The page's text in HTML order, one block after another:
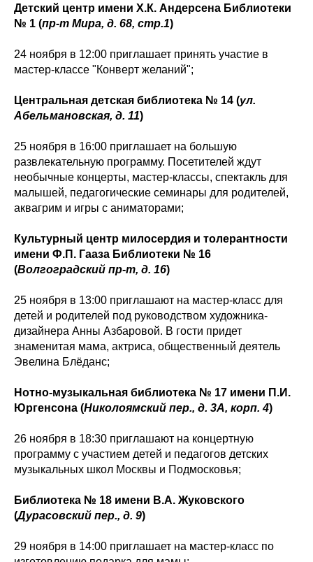
Детский центр имени Х.К. Андерсена Библиотеки
№ 1 (пр-т Мира, д. 68, стр.1)
24 ноября в 12:00 приглашает принять участие в
мастер-классе "Конверт желаний";
Центральная детская библиотека № 14 (ул.
Абельмановская, д. 11)
25 ноября в 16:00 приглашает на большую
развлекательную программу. Посетителей ждут
необычные концерты, мастер-классы, спектакль для
малышей, педагогические семинары для родителей,
аквагрим и игры с аниматорами;
Культурный центр милосердия и толерантности
имени Ф.П. Гааза Библиотеки № 16
(Волгоградский пр-т, д. 16)
25 ноября в 13:00 приглашают на мастер-класс для
детей и родителей под руководством художника-
дизайнера Анны Азбаровой. В гости придет
знаменитая мама, актриса, общественный деятель
Эвелина Блёданс;
Нотно-музыкальная библиотека № 17 имени П.И.
Юргенсона (Николоямский пер., д. 3А, корп. 4)
26 ноября в 18:30 приглашают на концертную
программу с участием детей и педагогов детских
музыкальных школ Москвы и Подмосковья;
Библиотека № 18 имени В.А. Жуковского
(Дурасовский пер., д. 9)
29 ноября в 14:00 приглашает на мастер-класс по